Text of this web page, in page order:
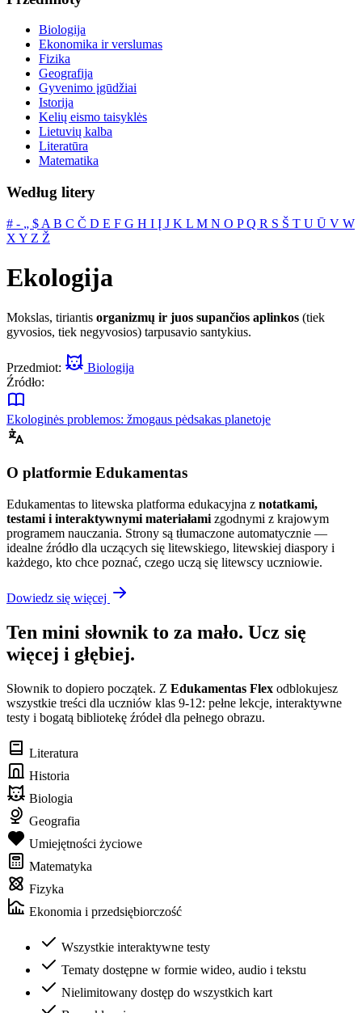
Biologija
Ekonomika ir verslumas
Fizika
Geografija
Gyvenimo įgūdžiai
Istorija
Kelių eismo taisyklės
Lietuvių kalba
Literatūra
Matematika
Według litery
# ‐ „ $ A B C Č D E F G H I Į J K L M N O PQ R S Š T U Ū V W
X Y Z Ž
Ekologija
Mokslas, tiriantis organizmų ir juos supančios aplinkos (tiek
gyvosios, tiek negyvosios) tarpusavio santykius.
Przedmiot:
Biologija
Źródło:
Ekologinės problemos: žmogaus pėdsakas planetoje
O platformie Edukamentas
Edukamentas to litewska platforma edukacyjna z notatkami,
testami i interaktywnymi materiałami zgodnymi z krajowym
programem nauczania. Strony są tłumaczone automatycznie —
idealne źródło dla uczących się litewskiego, litewskiej diaspory i
każdego, kto chce poznać, czego uczą się litewscy uczniowie.
Dowiedz się więcej
Ten mini słownik to za mało. Ucz się
więcej i głębiej.
Słownik to dopiero początek. Z Edukamentas Flex odblokujesz
wszystkie treści dla uczniów klas 9-12: pełne lekcje, interaktywne
testy i bogatą bibliotekę źródeł dla pełnego obrazu.
Literatura
Historia
Biologia
Geografia
Umiejętności życiowe
Matematyka
Fizyka
Ekonomia i przedsiębiorczość
Wszystkie interaktywne testy
Tematy dostępne w formie wideo, audio i tekstu
Nielimitowany dostęp do wszystkich kart